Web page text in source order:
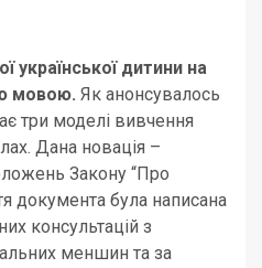
української дитини на
мовою. Як анонсувалось
три моделі вивчення
Дана новація –
Закону “Про
документа була написана
консультацій з
меншин та за